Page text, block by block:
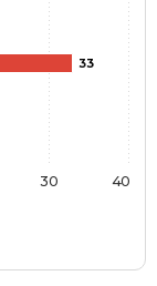
33
30 40